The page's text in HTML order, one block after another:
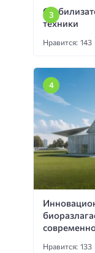
техники
Нравится: 143
Нравится: 133